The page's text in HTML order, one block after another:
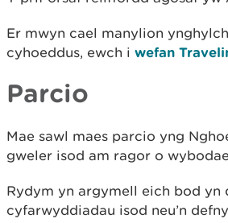
Er mwyn cael manylion
cyhoeddus, ewch i wefan
Parcio
Mae sawl maes parcio yng
gweler isod am ragor o
Rydym yn argymell eich bod yn
cyfarwyddiadau isod neu’n